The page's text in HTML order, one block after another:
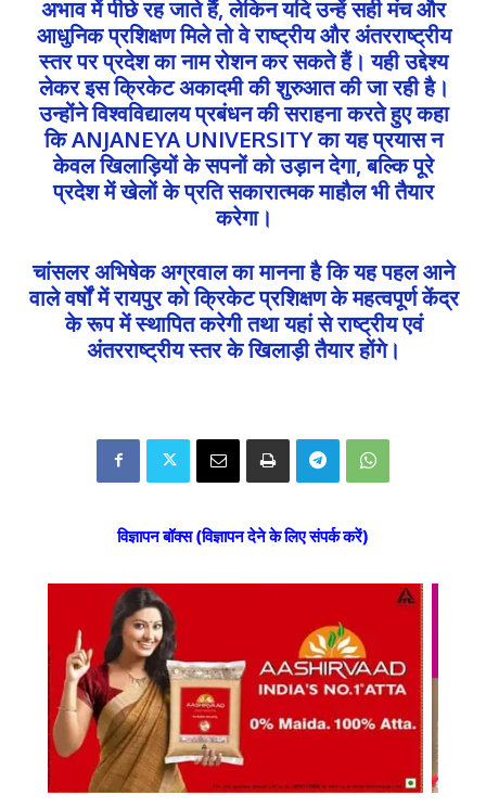
अभाव में पीछे रह जाते हैं, लेकिन यदि उन्हें सही मंच और
आधुनिक प्रशिक्षण मिले तो वे राष्ट्रीय और अंतरराष्ट्रीय
स्तर पर प्रदेश का नाम रोशन कर सकते हैं। यही उद्देश्य
लेकर इस क्रिकेट अकादमी की शुरुआत की जा रही है।
उन्होंने विश्वविद्यालय प्रबंधन की सराहना करते हुए कहा
कि ANJANEYA UNIVERSITY का यह प्रयास न
केवल खिलाड़ियों के सपनों को उड़ान देगा, बल्कि पूरे
प्रदेश में खेलों के प्रति सकारात्मक माहौल भी तैयार
करेगा।
चांसलर अभिषेक अग्रवाल का मानना है कि यह पहल आने
वाले वर्षों में रायपुर को क्रिकेट प्रशिक्षण के महत्वपूर्ण केंद्र
के रूप में स्थापित करेगी तथा यहां से राष्ट्रीय एवं
अंतरराष्ट्रीय स्तर के खिलाड़ी तैयार होंगे।
विज्ञापन बॉक्स (विज्ञापन देने के लिए संपर्क करें)